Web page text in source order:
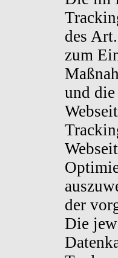
des
zum
und
der
Die